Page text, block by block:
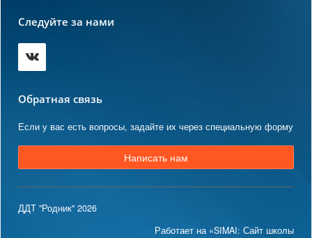
Следуйте за нами
Обратная связь
Если у вас есть вопросы, задайте их через специальную форму
Написать нам
ДДТ "Родник" 2026
Работает на «SIMAI: Сайт школы